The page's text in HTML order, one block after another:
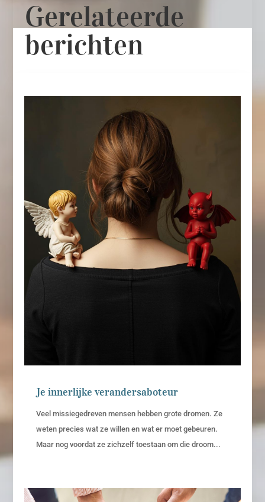
Gerelateerde
berichten
Je innerlijke verandersaboteur
Veel missiegedreven mensen hebben grote dromen. Ze
weten precies wat ze willen en wat er moet gebeuren.
Maar nog voordat ze zichzelf toestaan om die droom...